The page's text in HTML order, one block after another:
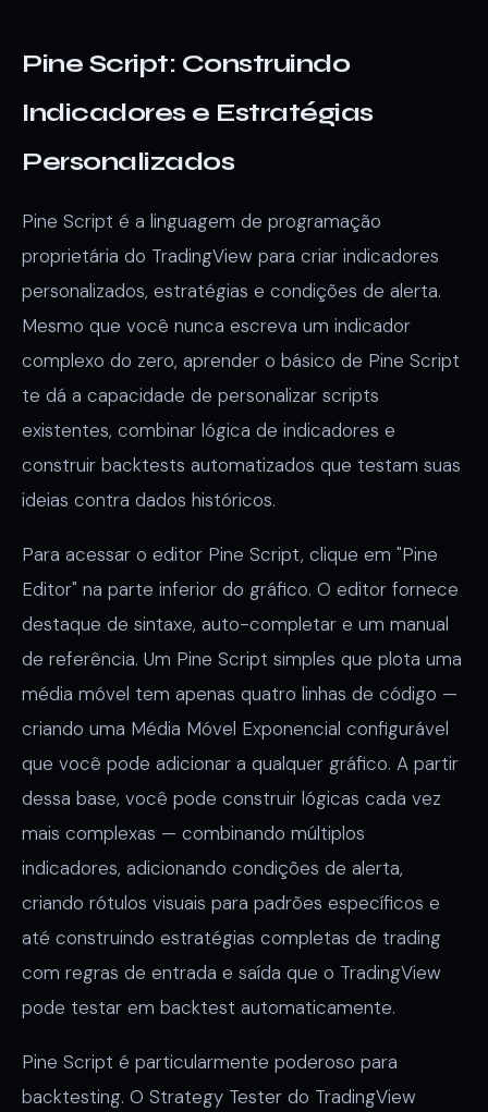
Pine Script: Construindo
Indicadores e Estratégias
Personalizados
Pine Script é a linguagem de programação
proprietária do TradingView para criar indicadores
personalizados, estratégias e condições de alerta.
Mesmo que você nunca escreva um indicador
complexo do zero, aprender o básico de Pine Script
te dá a capacidade de personalizar scripts
existentes, combinar lógica de indicadores e
construir backtests automatizados que testam suas
ideias contra dados históricos.
Para acessar o editor Pine Script, clique em "Pine
Editor" na parte inferior do gráfico. O editor fornece
destaque de sintaxe, auto-completar e um manual
de referência. Um Pine Script simples que plota uma
média móvel tem apenas quatro linhas de código —
criando uma Média Móvel Exponencial configurável
que você pode adicionar a qualquer gráfico. A partir
dessa base, você pode construir lógicas cada vez
mais complexas — combinando múltiplos
indicadores, adicionando condições de alerta,
criando rótulos visuais para padrões específicos e
até construindo estratégias completas de trading
com regras de entrada e saída que o TradingView
pode testar em backtest automaticamente.
Pine Script é particularmente poderoso para
backtesting. O Strategy Tester do TradingView